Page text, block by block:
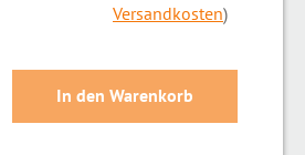
Versandkosten)